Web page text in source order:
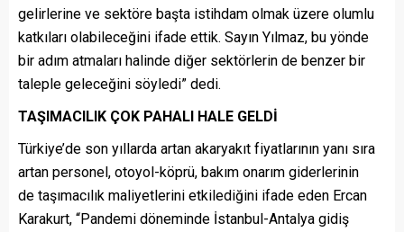
gelirlerine ve sektöre başta istihdam olmak üzere olumlu
katkıları olabileceğini ifade ettik. Sayın Yılmaz, bu yönde
bir adım atmaları halinde diğer sektörlerin de benzer bir
taleple geleceğini söyledi” dedi.
TAŞIMACILIK ÇOK PAHALI HALE GELDİ
Türkiye’de son yıllarda artan akaryakıt fiyatlarının yanı sıra
artan personel, otoyol-köprü, bakım onarım giderlerinin
de taşımacılık maliyetlerini etkilediğini ifade eden Ercan
Karakurt, “Pandemi döneminde İstanbul-Antalya gidiş